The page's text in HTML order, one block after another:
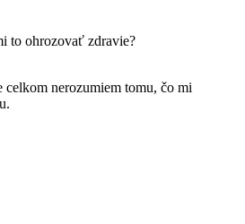
to ohrozovať zdravie?
nerozumiem tomu, čo mi